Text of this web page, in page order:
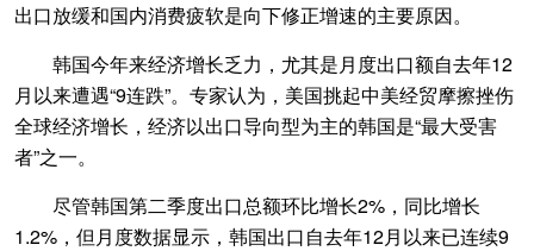
出口放缓和国内消费疲软是向下修正增速的主要原因。
韩国今年来经济增长乏力，尤其是月度出口额自去年12
月以来遭遇“9连跌”。专家认为，美国挑起中美经贸摩擦挫伤
全球经济增长，经济以出口导向型为主的韩国是“最大受害
者”之一。
尽管韩国第二季度出口总额环比增长2%，同比增长
1.2%，但月度数据显示，韩国出口自去年12月以来已连续9